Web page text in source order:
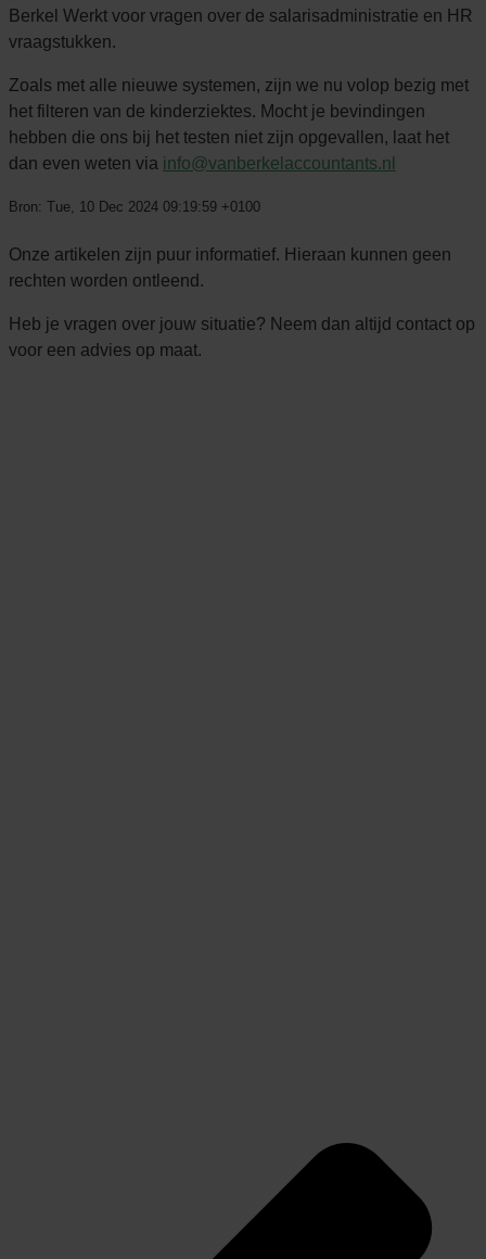
Berkel Werkt voor vragen over de salarisadministratie en HR
vraagstukken.
Zoals met alle nieuwe systemen, zijn we nu volop bezig met
het filteren van de kinderziektes. Mocht je bevindingen
hebben die ons bij het testen niet zijn opgevallen, laat het
dan even weten via info@vanberkelaccountants.nl
Bron: Tue, 10 Dec 2024 09:19:59 +0100
Onze artikelen zijn puur informatief. Hieraan kunnen geen
rechten worden ontleend.
Heb je vragen over jouw situatie? Neem dan altijd contact op
voor een advies op maat.